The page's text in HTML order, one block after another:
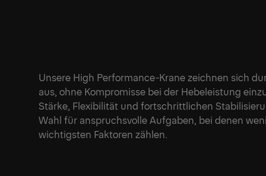
Unsere High Performance-Krane zeichnen sich
aus, ohne Kompromisse bei der Hebeleistung
Stärke, Flexibilität und fortschrittlichen
Wahl für anspruchsvolle Aufgaben, bei denen
wichtigsten Faktoren zählen.